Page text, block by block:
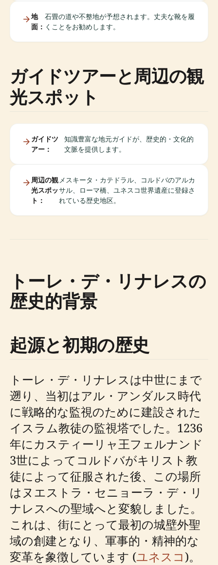
地
面：
石畳の道や不整地が予想されます。丈夫な靴を履
くことをお勧めします。
ガイドツアーと周辺の観
光スポット
ガイドツ
アー：
知識豊富な地元ガイドが、歴史的・文化的
文脈を提供します。
周辺の観
光スポッ
ト：
メスキータ・カテドラル、コルドバのアルカ
サル、ローマ橋、ユネスコ世界遺産に登録さ
れている歴史地区。
トーレ・デ・リナレスの
歴史的背景
起源と初期の歴史
トーレ・デ・リナレスは中世にまで
遡り、当初はアル・アンダルス時代
に戦略的な監視のために建設された
イスラム教徒の監視塔でした。1236
年にカスティーリャ王フェルナンド
3世によってコルドバがキリスト教
徒によって征服された後、この場所
はヌエストラ・セニョーラ・デ・リ
ナレスへの聖域へと変貌しました。
これは、街にとって最初の城壁外聖
域の創建となり、軍事的・精神的な
変革を象徴しています (ユネスコ)。